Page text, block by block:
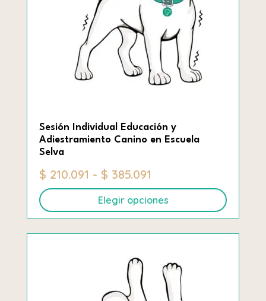
se
pueden
elegir
la
página
Sesión Individual Educación y
Adiestramiento Canino en Escuela
Selva
$ 210.091 - $ 385.091
de
precios:
desde
$ 210.091
$ 385.091
Elegir opciones
Este
producto
múltiples
variantes.
Las